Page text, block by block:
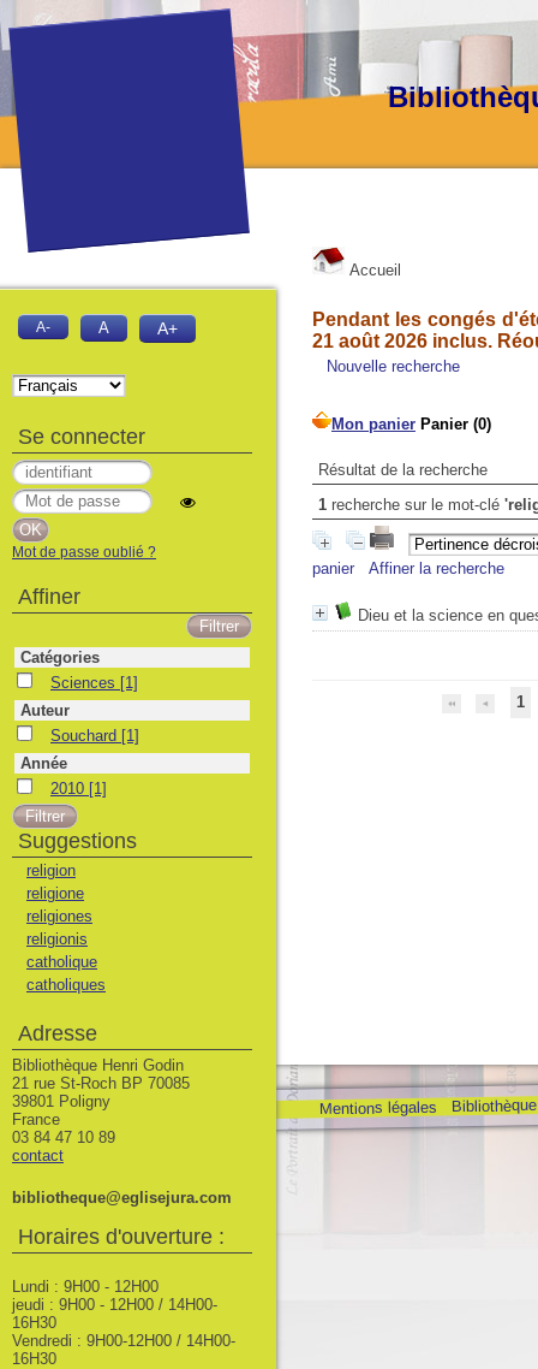
Accueil
Pendant les congés
21 août 2026 inclus.
Nouvelle recherche
Résultat de la recherche
1 recherche sur le mot-clé
panier Affiner la recherche
Dieu et la science en
1
Mentions légales
A- A A+
Se connecter
Mot de passe oublié ?
Affiner
Catégories
SciencesSciences [1]
Auteur
SouchardSouchard [1]
Année
2010 2010 [1]
Suggestions
religion
religione
religiones
religionis
catholique
catholiques
Adresse
Bibliothèque Henri Godin
21 rue St-Roch BP 70085
39801 Poligny
France
03 84 47 10 89
contact
bibliotheque@eglisejura.com
Horaires d'ouverture :
Lundi : 9H00 - 12H00
jeudi : 9H00 - 12H00 / 14H00-
16H30
Vendredi : 9H00-12H00 / 14H00-
16H30